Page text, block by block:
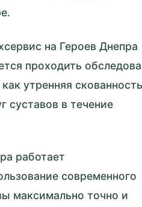
на Героев Днепра
проходить
утренняя скованность
суставов в течение
работает
современного
максимально точно и